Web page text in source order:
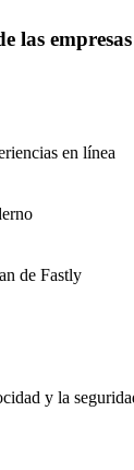
las empresas
en línea
de Fastly
y la